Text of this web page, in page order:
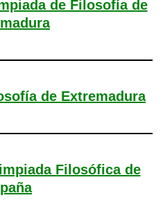
de Filosofía de
de Extremadura
Filosófica de